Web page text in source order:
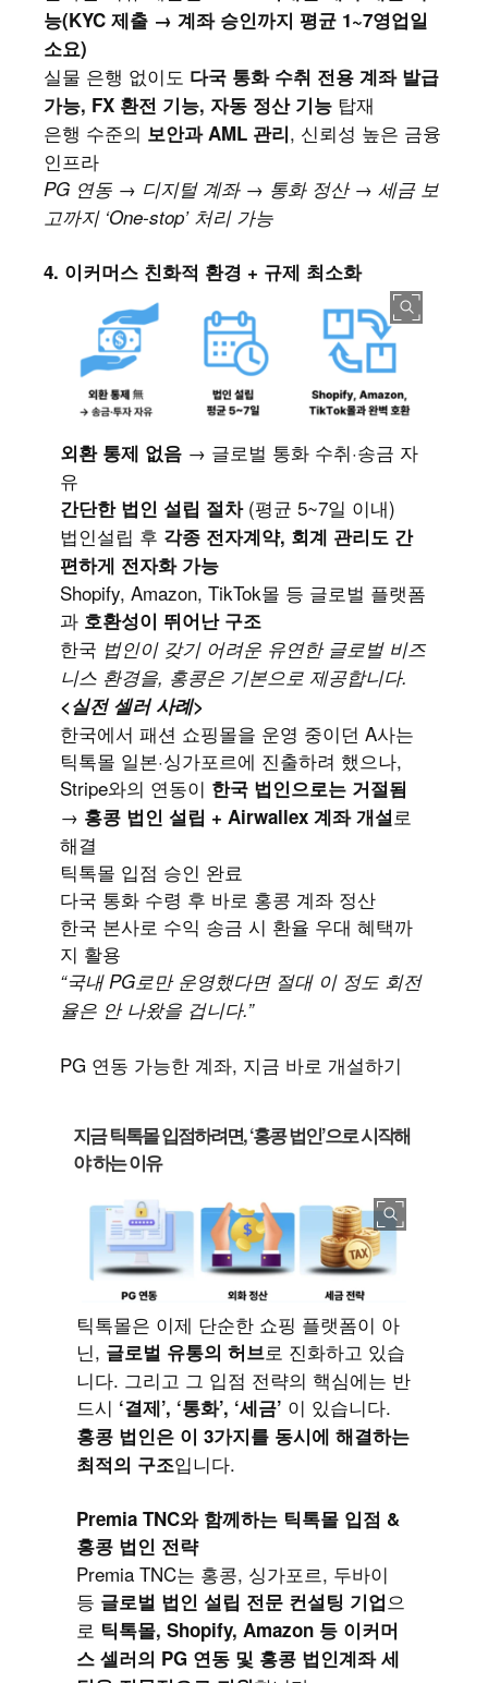
능(KYC 제출 → 계좌 승인까지 평균 1~7영업일
소요)
실물 은행 없이도 다국 통화 수취 전용 계좌 발급
가능, FX 환전 기능, 자동 정산 기능 탑재
은행 수준의 보안과 AML 관리, 신뢰성 높은 금융
인프라
PG 연동 → 디지털 계좌 → 통화 정산 → 세금 보
고까지 ‘One-stop’ 처리 가능
4. 이커머스 친화적 환경 + 규제 최소화
외환 통제 없음 → 글로벌 통화 수취·송금 자
유
간단한 법인 설립 절차(평균 5~7일 이내)
법인설립 후 각종 전자계약, 회계 관리도 간
편하게 전자화 가능
Shopify, Amazon, TikTok몰 등 글로벌 플랫폼
과 호환성이 뛰어난 구조
한국 법인이 갖기 어려운 유연한 글로벌 비즈
니스 환경을, 홍콩은 기본으로 제공합니다.
<실전 셀러 사례>
한국에서 패션 쇼핑몰을 운영 중이던 A사는
틱톡몰 일본·싱가포르에 진출하려 했으나,
Stripe와의 연동이 한국 법인으로는 거절됨
→ 홍콩 법인 설립 + Airwallex 계좌 개설로
해결
틱톡몰 입점 승인 완료
다국 통화 수령 후 바로 홍콩 계좌 정산
한국 본사로 수익 송금 시 환율 우대 혜택까
지 활용
“국내 PG로만 운영했다면 절대 이 정도 회전
율은 안 나왔을 겁니다.”
PG 연동 가능한 계좌, 지금 바로 개설하기
지금 틱톡몰 입점하려면, ‘홍콩 법인’으로 시작해
야 하는 이유
틱톡몰은 이제 단순한 쇼핑 플랫폼이 아
닌, 글로벌 유통의 허브로 진화하고 있습
니다. 그리고 그 입점 전략의 핵심에는 반
드시 ‘결제’, ‘통화’, ‘세금’ 이 있습니다.
홍콩 법인은 이 3가지를 동시에 해결하는
최적의 구조입니다.
Premia TNC와 함께하는 틱톡몰 입점 &
홍콩 법인 전략
Premia TNC는 홍콩, 싱가포르, 두바이
등 글로벌 법인 설립 전문 컨설팅 기업으
로 틱톡몰, Shopify, Amazon 등 이커머
스 셀러의 PG 연동 및 홍콩 법인계좌 세